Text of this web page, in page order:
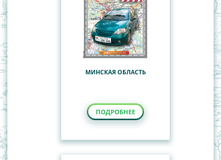
МИНСКАЯ ОБЛАСТЬ
ПОДРОБНЕЕ